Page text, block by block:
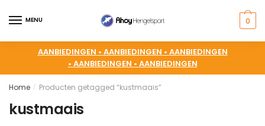
MENU 0
AANBIEDINGEN • AANBIEDINGEN • AANBIEDINGEN
• AANBIEDINGEN • AANBIEDINGEN
Home / Producten getagged “kustmaais”
kustmaais